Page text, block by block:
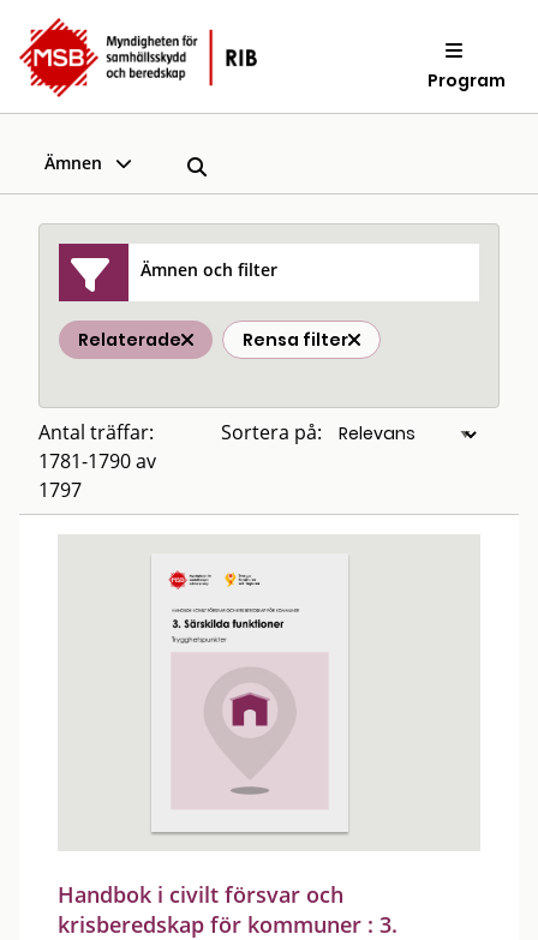
Program
Ämnen
Ämnen och filter
Relaterade Rensa filter
Antal träffar:
1781-1790 av
1797
Sortera på:
Handbok i civilt försvar och
krisberedskap för kommuner : 3.